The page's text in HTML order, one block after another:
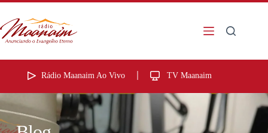
Rádio Maanaim Ao Vivo TV Maanaim